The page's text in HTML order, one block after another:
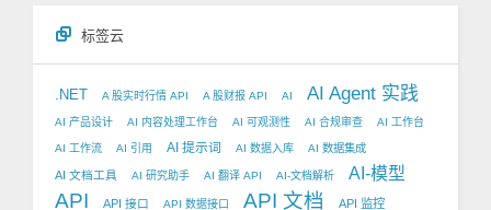
标签云
.NET A 股实时行情 API A 股财报 API AI AI Agent 实践
AI 产品设计 AI 内容处理工作台 AI 可观测性 AI 合规审查 AI 工作台
AI 工作流 AI 引用 AI 提示词 AI 数据入库 AI 数据集成
AI 文档工具 AI 研究助手 AI 翻译 API AI-文档解析 AI-模型
API API 接口 API 数据接口 API 文档 API 监控